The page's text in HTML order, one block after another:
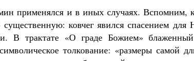
применялся и в иных случаях. Вспомним,
ковчег явился спасением
В трактате «О граде Божием»
толкование: «размеры самой